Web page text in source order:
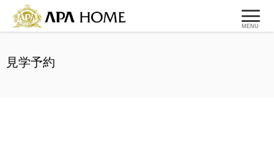
MENU
見学予約